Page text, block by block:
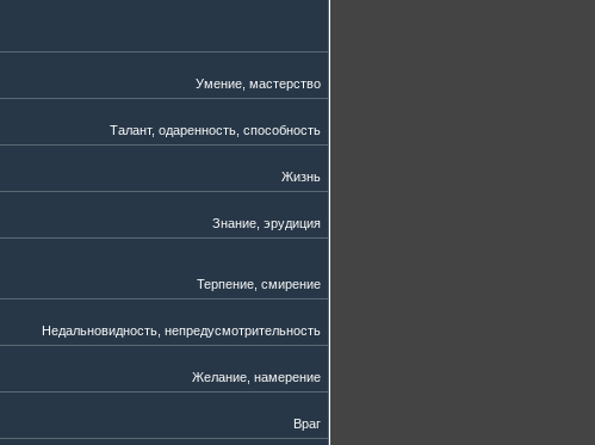
Умение, мастерство
Талант, одаренность, способность
Жизнь
Знание, эрудиция
Терпение, смирение
Недальновидность, непредусмотрительность
Желание, намерение
Враг